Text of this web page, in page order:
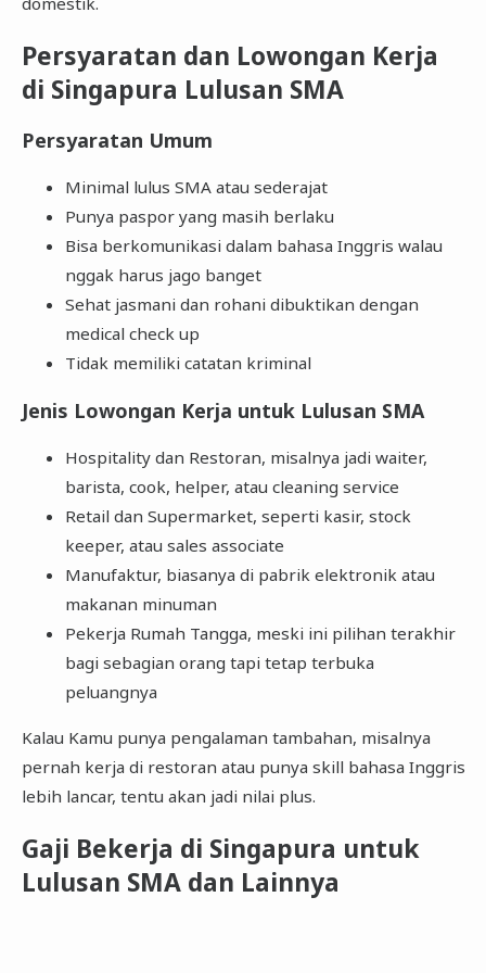
Persyaratan dan Lowongan Kerja
di Singapura Lulusan SMA
Persyaratan Umum
Minimal lulus SMA atau sederajat
Punya paspor yang masih berlaku
Bisa berkomunikasi dalam bahasa Inggris walau
nggak harus jago banget
Sehat jasmani dan rohani dibuktikan dengan
medical check up
Tidak memiliki catatan kriminal
Jenis Lowongan Kerja untuk Lulusan SMA
Hospitality dan Restoran, misalnya jadi waiter,
barista, cook, helper, atau cleaning service
Retail dan Supermarket, seperti kasir, stock
keeper, atau sales associate
Manufaktur, biasanya di pabrik elektronik atau
makanan minuman
Pekerja Rumah Tangga, meski ini pilihan terakhir
bagi sebagian orang tapi tetap terbuka
peluangnya
Kalau Kamu punya pengalaman tambahan, misalnya
pernah kerja di restoran atau punya skill bahasa Inggris
lebih lancar, tentu akan jadi nilai plus.
Gaji Bekerja di Singapura untuk
Lulusan SMA dan Lainnya